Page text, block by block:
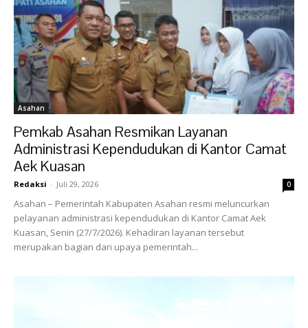
Asahan
Pemkab Asahan Resmikan Layanan
Administrasi Kependudukan di Kantor Camat
Aek Kuasan
Redaksi - Juli 29, 2026 0
Asahan – Pemerintah Kabupaten Asahan resmi meluncurkan
pelayanan administrasi kependudukan di Kantor Camat Aek
Kuasan, Senin (27/7/2026). Kehadiran layanan tersebut
merupakan bagian dari upaya pemerintah...